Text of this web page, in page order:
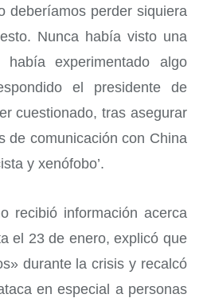
deberíamos perder siquiera
Nunca había visto una
experimentado algo
el presidente de
cuestionado, tras asegurar
de comunicación con China
y xenófobo’.
recibió información acerca
el 23 de enero, explicó que
durante la crisis y recalcó
en especial a personas